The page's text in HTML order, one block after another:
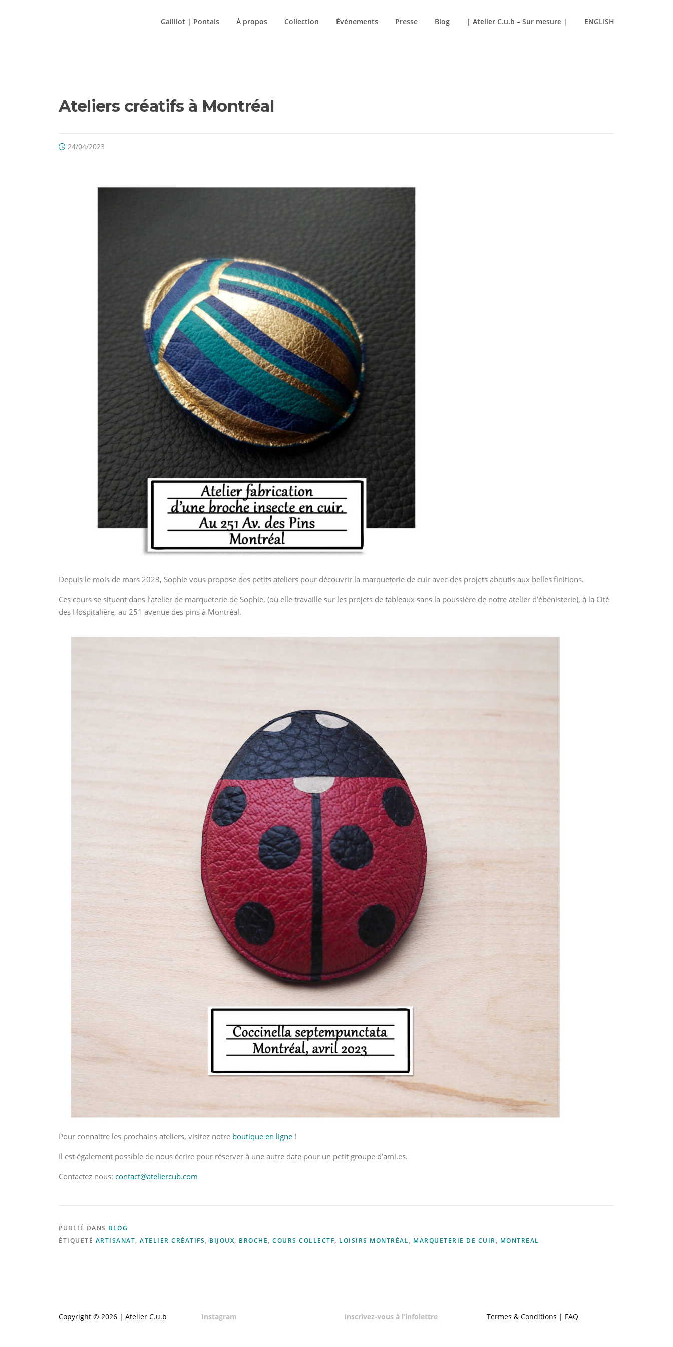
Gailliot | Pontais À propos Collection Événements Presse Blog | Atelier C.u.b – Sur mesure | ENGLISH
Ateliers créatifs à Montréal
24/04/2023
Depuis le mois de mars 2023, Sophie vous propose des petits ateliers pour découvrir la marqueterie de cuir avec des projets aboutis aux belles finitions.
Ces cours se situent dans l’atelier de marqueterie de Sophie, (où elle travaille sur les projets de tableaux sans la poussière de notre atelier d’ébénisterie), à la Cité
des Hospitalière, au 251 avenue des pins à Montréal.
Pour connaitre les prochains ateliers, visitez notre boutique en ligne !
Il est également possible de nous écrire pour réserver à une autre date pour un petit groupe d’ami.es.
Contactez nous: contact@ateliercub.com
PUBLIÉ DANS BLOG
ÉTIQUETÉ ARTISANAT, ATELIER CRÉATIFS, BIJOUX, BROCHE, COURS COLLECTF, LOISIRS MONTRÉAL, MARQUETERIE DE CUIR, MONTREAL
Copyright © 2026 | Atelier C.u.b Instagram Inscrivez-vous à l’infolettre Termes & Conditions | FAQ